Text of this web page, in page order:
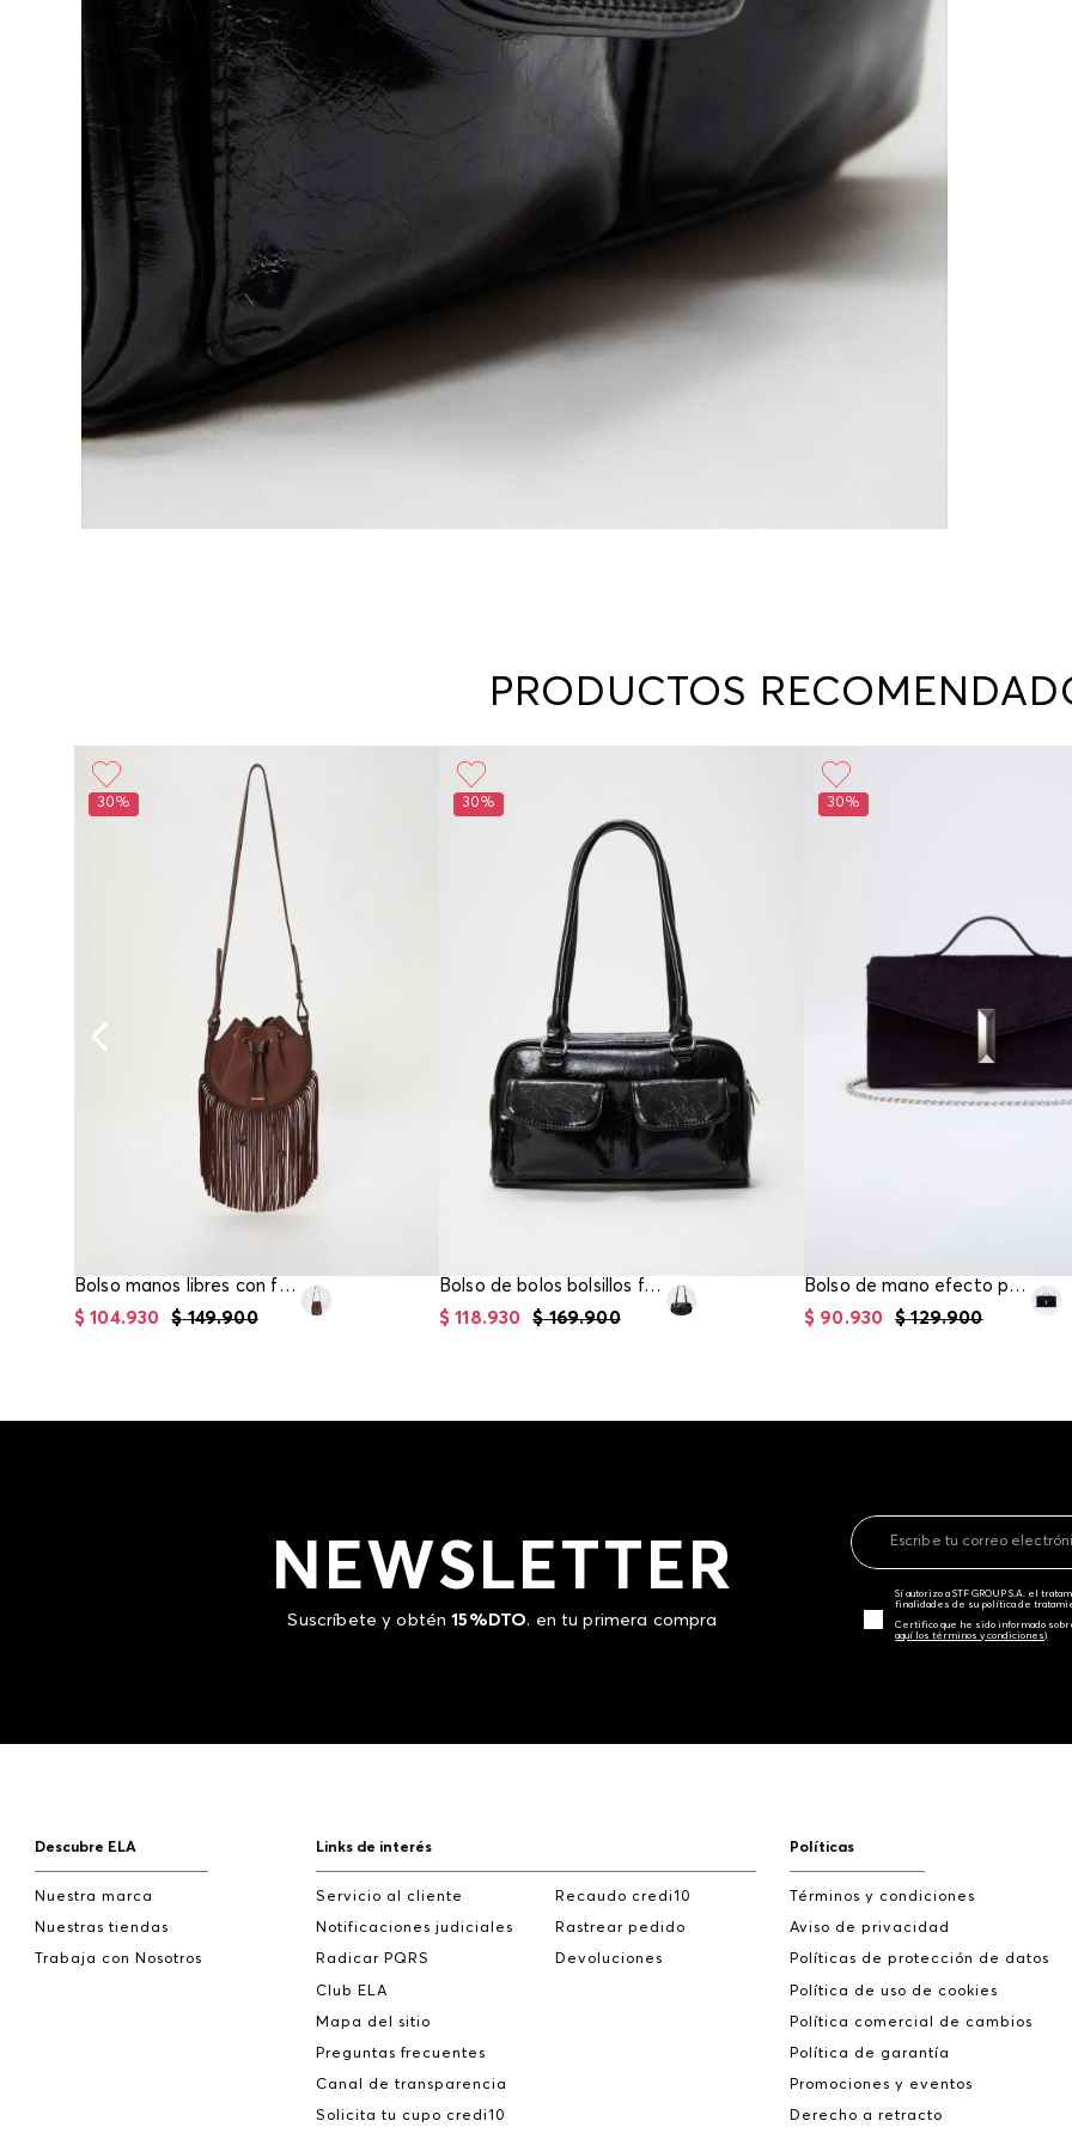
PRODUCTOS
30%
Bolso manos libres con flecos
$ 149.900
$ 104.930
30%
Bolso de bolos bolsillos frontales
$ 169.900
$ 118.930
30%
Bolso de mano efecto pelo
$ 129.900
$ 90.930
NEWSLETTER
Suscríbete y obtén15%DTO. en tu primera compra
Sí autorizo a STF GROUP S.A. el
finalidades de su política de
Certifico que he sido informado
aquí los términos y condiciones)
Descubre ELA
Nuestra marca
Nuestras tiendas
Trabaja con Nosotros
Links de interés
Servicio al cliente
Notificaciones judiciales
Radicar PQRS
Club ELA
Mapa del sitio
Preguntas frecuentes
Canal de transparencia
Solicita tu cupo credi10
Recaudo credi10
Rastrear pedido
Devoluciones
Políticas
Términos y condiciones
Aviso de privacidad
Políticas de protección de datos
Política de uso de cookies
Política comercial de cambios
Política de garantía
Promociones y eventos
Derecho a retracto